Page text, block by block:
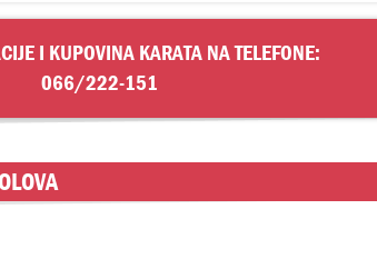
I KUPOVINA KARATA NA TELEFONE:
066/222-151